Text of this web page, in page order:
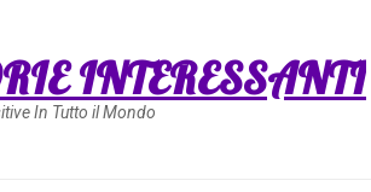
INTERESSANTI
In Tutto il Mondo